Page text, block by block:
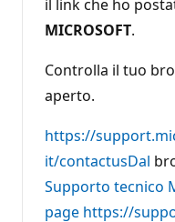
il link che ho
MICROSOFT.
Controlla il tuo
aperto.
https://
it/contactusDal
Supporto tecnico
page https://